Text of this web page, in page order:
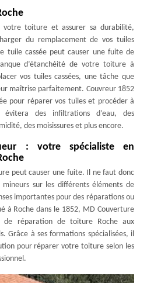
votre toiture et assurer sa durabilité,
du remplacement de vos tuiles
tuile cassée peut causer une fuite de
d’étanchéité de votre toiture à
vos tuiles cassées, une tâche que
maîtrise parfaitement. Couvreur 1852
pour réparer vos tuiles et procéder à
évitera des infiltrations d’eau, des
des moisissures et plus encore.
: votre spécialiste en
peut causer une fuite. Il ne faut donc
mineurs sur les différents éléments de
importantes pour des réparations ou
à Roche dans le 1852, MD Couverture
de réparation de toiture Roche aux
Grâce à ses formations spécialisées, il
pour réparer votre toiture selon les